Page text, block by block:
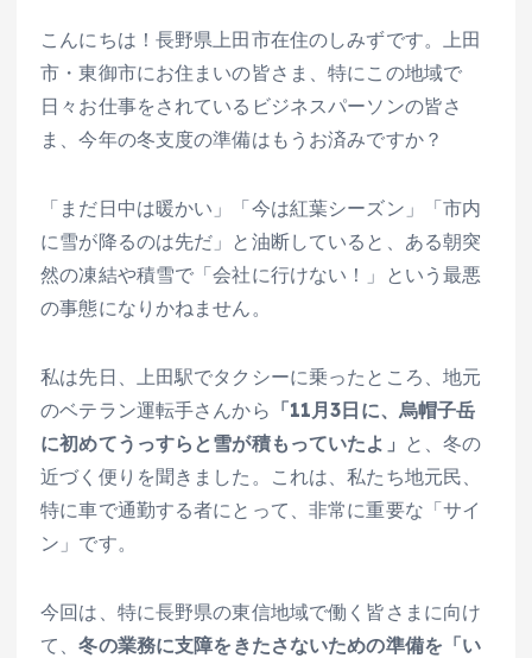
こんにちは！長野県上田市在住のしみずです。上田
市・東御市にお住まいの皆さま、特にこの地域で
日々お仕事をされているビジネスパーソンの皆さ
ま、今年の冬支度の準備はもうお済みですか？
「まだ日中は暖かい」「今は紅葉シーズン」「市内
に雪が降るのは先だ」と油断していると、ある朝突
然の凍結や積雪で「会社に行けない！」という最悪
の事態になりかねません。
私は先日、上田駅でタクシーに乗ったところ、地元
のベテラン運転手さんから 「11月3日に、烏帽子岳
に初めてうっすらと雪が積もっていたよ」 と、冬の
近づく便りを聞きました。これは、私たち地元民、
特に車で通勤する者にとって、非常に重要な「サイ
ン」です。
今回は、特に長野県の東信地域で働く皆さまに向け
て、冬の業務に支障をきたさないための準備を「い